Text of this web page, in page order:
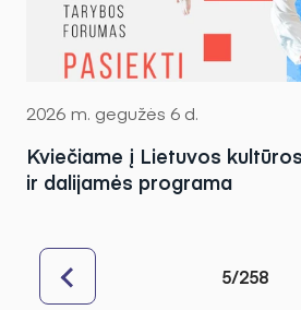
2026 m. gegužės 6 d.
Kviečiame į Lietuvos
ir dalijamės programa
5/258